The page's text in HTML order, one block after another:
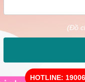
(Đồ
HOTLINE: